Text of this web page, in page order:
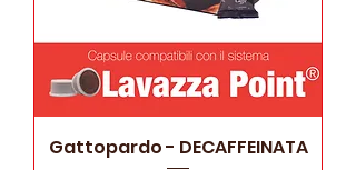
Gattopardo - DECAFFEINATA